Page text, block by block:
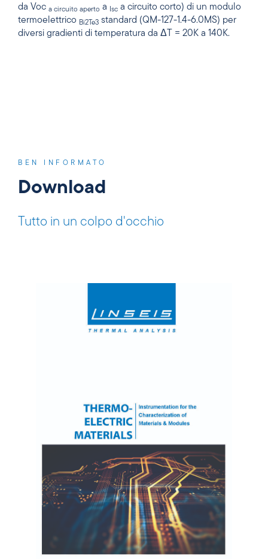
da Voc a circuito aperto a Isc a circuito corto) di un modulo
termoelettrico Bi2Te3 standard (QM-127-1.4-6.0MS) per
diversi gradienti di temperatura da ΔT = 20K a 140K.
BEN INFORMATO
Download
Tutto in un colpo d'occhio